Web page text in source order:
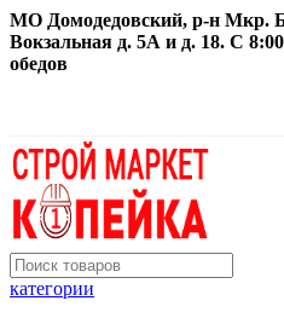
МО Домодедовский, р-н Мкр.
Вокзальная д. 5А и д. 18. С
обедов
категории